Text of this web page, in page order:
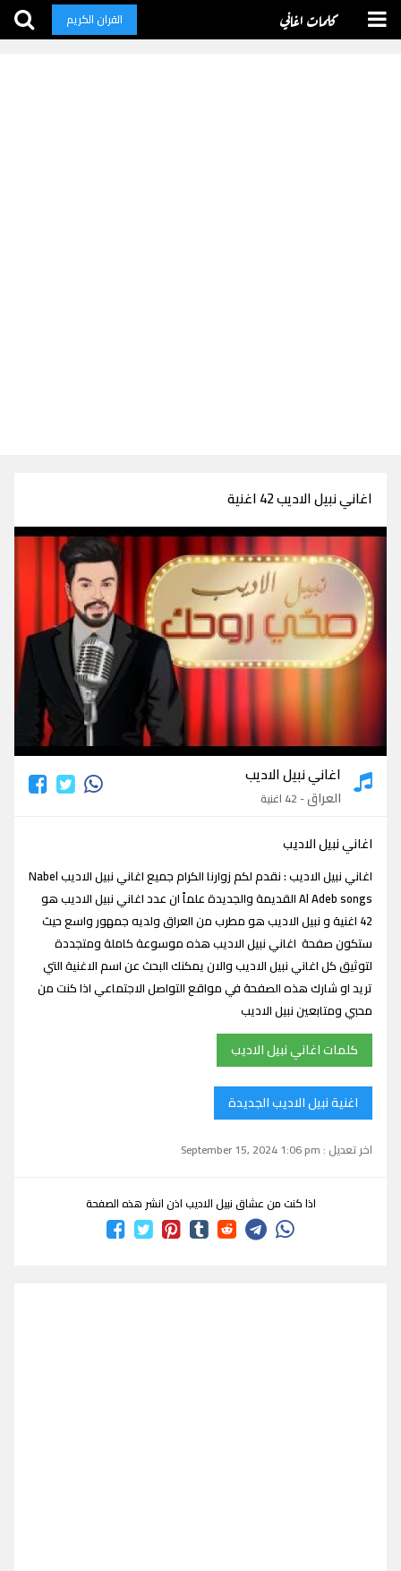
كلمات اغاني القران الكريم
اغاني نبيل الاديب 42 اغنية
اغاني نبيل الاديب
اغاني نبيل الاديب
العراق- 42 اغنية
اغاني نبيل الاديب
اغاني نبيل الاديب : نقدم لكم زوارنا الكرام جميع اغاني نبيل الاديب Nabel
Al Adeb songs القديمة والجديدة علماً ان عدد اغاني نبيل الاديب هو
42 اغنية و نبيل الاديب هو مطرب من العراق ولديه جمهور واسع حيث
ستكون صفحة اغاني نبيل الاديب هذه موسوعة كاملة ومتجددة
لتوثيق كل اغاني نبيل الاديب والان يمكنك البحث عن اسم الاغنية التي
تريد او شارك هذه الصفحة في مواقع التواصل الاجتماعي اذا كنت من
محبي ومتابعين نبيل الاديب
كلمات اغاني نبيل الاديب
اغنية نبيل الاديب الجديدة
اخر تعديل : September 15, 2024 1:06 pm
اذا كنت من عشاق نبيل الاديب اذن انشر هذه الصفحة